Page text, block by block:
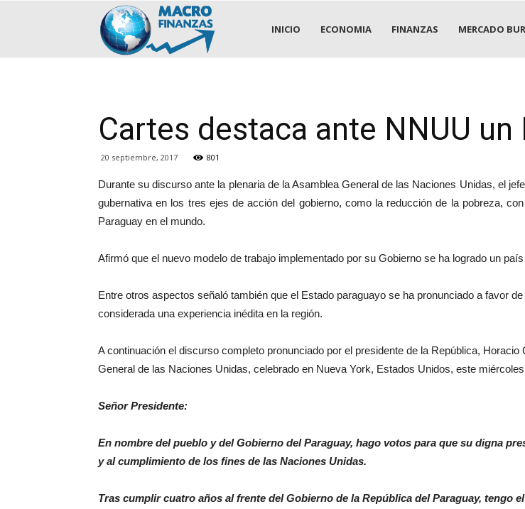
.::MACROFINANZAS::.
INICIO ECONOMIA FINANZAS MERCADO
Cartes destaca ante NNUU
20 septiembre, 2017 801
Durante su discurso ante la plenaria de la Asamblea General de las Naciones Unidas, el
gubernativa en los tres ejes de acción del gobierno, como la reducción de la pobreza,
Paraguay en el mundo.
Afirmó que el nuevo modelo de trabajo implementado por su Gobierno se ha logrado un
Entre otros aspectos señaló también que el Estado paraguayo se ha pronunciado a favor
considerada una experiencia inédita en la región.
A continuación el discurso completo pronunciado por el presidente de la República,
General de las Naciones Unidas, celebrado en Nueva York, Estados Unidos, este
Señor Presidente:
En nombre del pueblo y del Gobierno del Paraguay, hago votos para que su digna
y al cumplimiento de los fines de las Naciones Unidas.
Tras cumplir cuatro años al frente del Gobierno de la República del Paraguay, tengo